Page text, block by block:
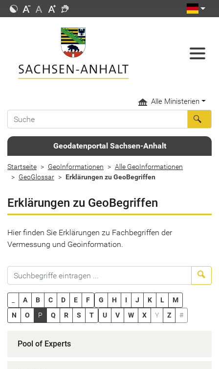
Alle Ministerien
Geodatenportal Sachsen-Anhalt
Startseite GeoInformationen
Alle GeoInformationen
GeoGlossar
Erklärungen zu GeoBegriffen
Erklärungen zu GeoBegriffen
Hier finden Sie Erklärungen zu Fachbegriffen der
Vermessung und Geoinformation.
A B C D E F G H I J K L
M
N
O P Q R S T U V W X Y Z #
Pool of Experts